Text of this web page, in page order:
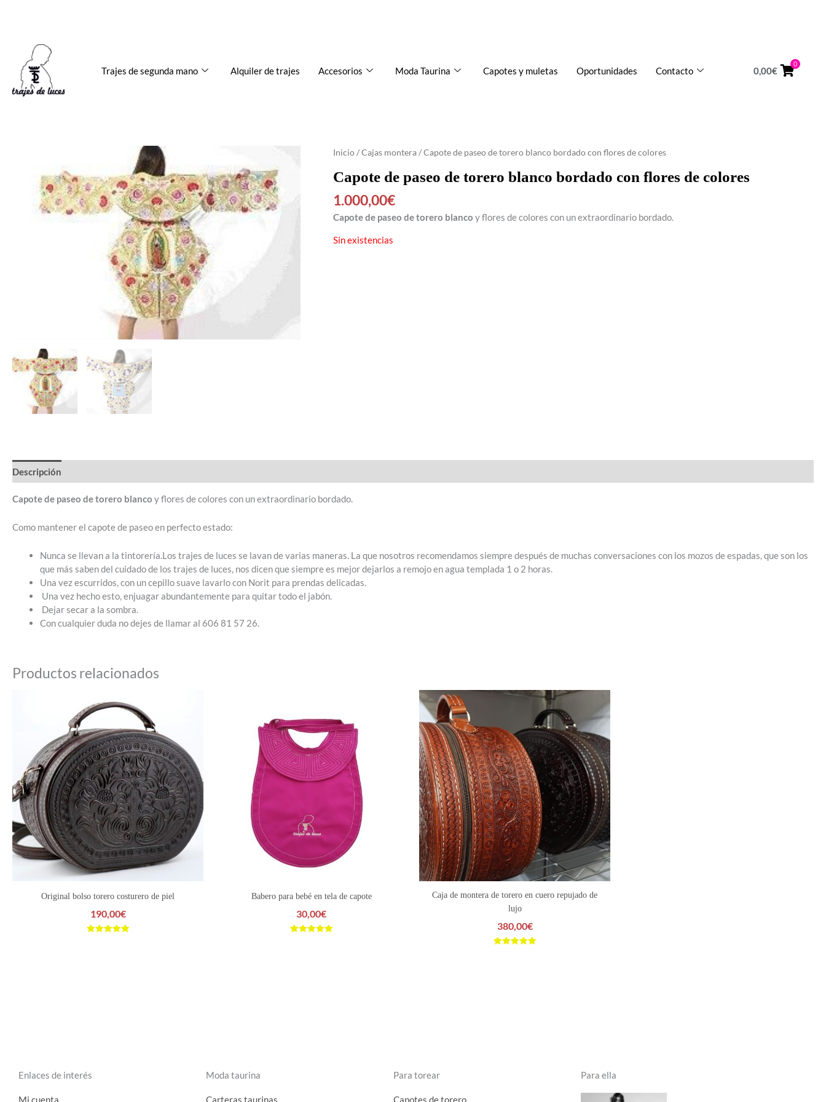
Trajes de segunda mano Alquiler de trajes Accesorios Moda Taurina Capotes y muletas Oportunidades Contacto 0,00€
0
Inicio/Cajas montera/ Capote de paseo de torero blanco bordado con flores de colores
Capote de paseo de torero blanco bordado con flores de colores
1.000,00€
Capote de paseo de torero blanco y flores de colores con un extraordinario bordado.
Sin existencias
Descripción
Capote de paseo de torero blanco y flores de colores con un extraordinario bordado.
Como mantener el capote de paseo en perfecto estado:
Nunca se llevan a la tintorería.Los trajes de luces se lavan de varias maneras. La que nosotros recomendamos siempre después de muchas conversaciones con los mozos de espadas, que son los
que más saben del cuidado de los trajes de luces, nos dicen que siempre es mejor dejarlos a remojo en agua templada 1 o 2 horas.
Una vez escurridos, con un cepillo suave lavarlo con Norit para prendas delicadas.
Una vez hecho esto, enjuagar abundantemente para quitar todo el jabón.
Dejar secar a la sombra.
Con cualquier duda no dejes de llamar al 606 81 57 26.
Productos relacionados
Original bolso torero costurero de piel
190,00€
Babero para bebé en tela de capote
30,00€
Caja de montera de torero en cuero repujado de
lujo
380,00€
Enlaces de interés
Mi cuenta
Moda taurina
Carteras taurinas
Para torear
Capotes de torero
Para ella